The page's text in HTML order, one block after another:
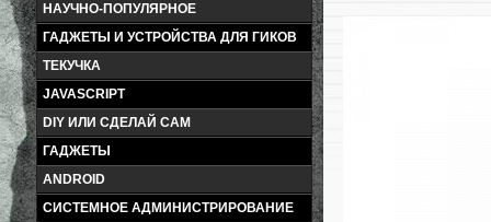
НАУЧНО-ПОПУЛЯРНОЕ
ГАДЖЕТЫ И УСТРОЙСТВА ДЛЯ ГИКОВ
ТЕКУЧКА
JAVASCRIPT
DIY ИЛИ СДЕЛАЙ САМ
ГАДЖЕТЫ
ANDROID
СИСТЕМНОЕ АДМИНИСТРИРОВАНИЕ